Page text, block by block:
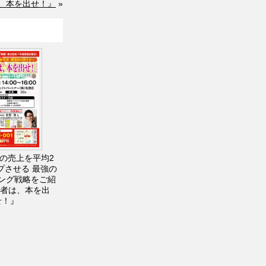
を出せ！』
»
売上を平均2
させる 最強の
グ戦略をご紹
は、本を出
』